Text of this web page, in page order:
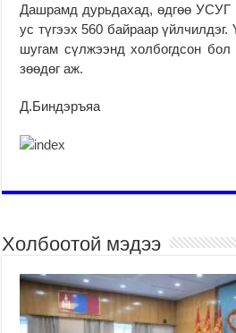
Дашрамд дурьдахад, өдгөө УСУГ
ус түгээх 560 байраар
шугам сүлжээнд холбогдсон
зөөдөг аж.
Д.Биндэръяа
Холбоотой мэдээ